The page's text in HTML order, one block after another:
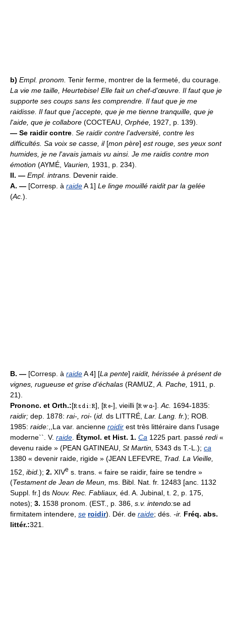
b) Empl. pronom. Tenir ferme, montrer de la fermeté, du courage.
La vie me taille, Heurtebise! Elle fait un chef-d'œuvre. Il faut que je
supporte ses coups sans les comprendre. Il faut que je me
raidisse. Il faut que j'accepte, que je me tienne tranquille, que je
l'aide, que je collabore (COCTEAU, Orphée, 1927, p. 139).
— Se raidir contre Se raidir contre l'adversité, contre les
difficultés. Sa voix se casse, il[mon père] est rouge, ses yeux sont
humides, je ne l'avais jamais vu ainsi. Je me raidis contre mon
émotion (AYMÉ, Vaurien, 1931, p. 234).
II. — Empl. intrans. Devenir raide.
A. — [Corresp. à raideA 1] Le linge mouillé raidit par la gelée
(Ac. ).
B. — [Corresp. à raideA 4] [La pente] raidit, hérissée à présent de
vignes, rugueuse et grise d'échalas (RAMUZ, A. Pache, 1911, p.
21).
Prononc. et Orth.:[ ], [ -], vieilli [ -]. Ac. 1694-1835:
raidir; dep. 1878: rai-, roi- (id. ds LITTRÉ, Lar. Lang. fr.); ROB.
1985: raide: ,,La var. ancienne roidir est très littéraire dans l'usage
moderne``. V. raide Étymol. et Hist. 1. Ca 1225 part. passé redi«
devenu raide » (PEAN GATINEAU, St Martin, 5343 ds T.-L.); ca
1380 « devenir raide, rigide » (JEAN LEFEVRE, Trad. La Vieille,
152, ibid. ); 2. XIVe s. trans. « faire se raidir, faire se tendre »
(Testament de Jean de Meun, ms. Bibl. Nat. fr. 12483 [anc. 1132
Suppl. fr.] ds Nouv. Rec. Fabliaux, éd. A. Jubinal, t. 2, p. 175,
notes); 3. 1538 pronom. (EST., p. 386, s.v. intendo:se ad
firmitatem intendere, se roidir). Dér. de raide; dés. -ir. Fréq. abs.
littér.:321.